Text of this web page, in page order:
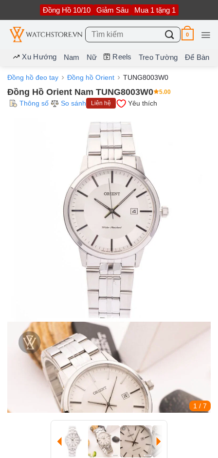
nội
dung
Đồng Hồ 10/10 Giảm Sâu Mua 1 tặng 1
Tìm
kiếm:
0
Xu Hướng Nam Nữ Reels Treo Tường Để Bàn
Đồng hồ đeo tay Đồng hồ Orient TUNG8003W0
Đồng Hồ Orient Nam TUNG8003W0 5.00
Thông số So sánh Liên hệ Yêu thích
1 / 7